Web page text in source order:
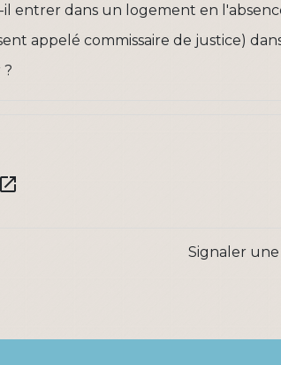
entrer dans un logement en
appelé commissaire de justice)
?
open_in_new
Signaler